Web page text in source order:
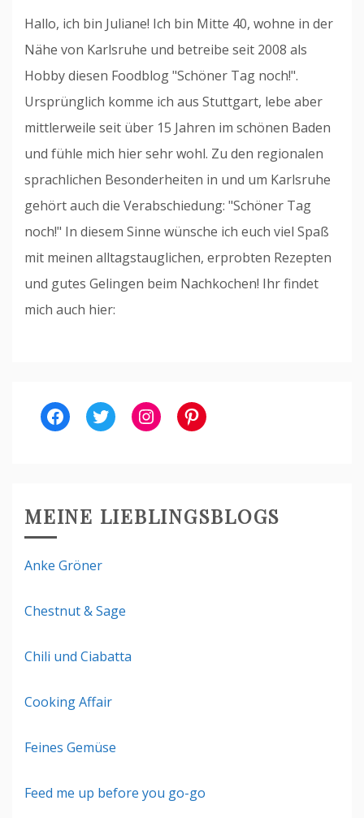
Hallo, ich bin Juliane! Ich bin Mitte 40, wohne in der
Nähe von Karlsruhe und betreibe seit 2008 als
Hobby diesen Foodblog "Schöner Tag noch!".
Ursprünglich komme ich aus Stuttgart, lebe aber
mittlerweile seit über 15 Jahren im schönen Baden
und fühle mich hier sehr wohl. Zu den regionalen
sprachlichen Besonderheiten in und um Karlsruhe
gehört auch die Verabschiedung: "Schöner Tag
noch!" In diesem Sinne wünsche ich euch viel Spaß
mit meinen alltagstauglichen, erprobten Rezepten
und gutes Gelingen beim Nachkochen! Ihr findet
mich auch hier:
FacebookTwitterInstagramPinterest
MEINE LIEBLINGSBLOGS
Anke Gröner
Chestnut & Sage
Chili und Ciabatta
Cooking Affair
Feines Gemüse
Feed me up before you go-go